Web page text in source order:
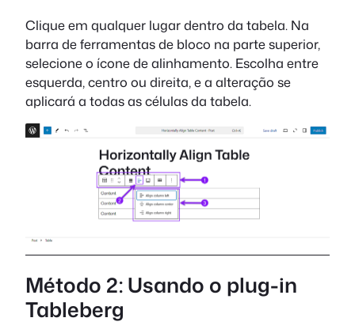
Clique em qualquer lugar dentro da tabela. Na
barra de ferramentas de bloco na parte superior,
selecione o ícone de alinhamento. Escolha entre
esquerda, centro ou direita, e a alteração se
aplicará a todas as células da tabela.
Método 2: Usando o plug-in
Tableberg